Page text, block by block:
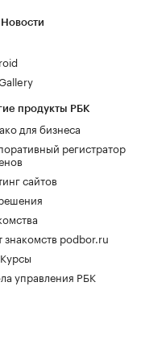
продукты РБК
для бизнеса
регистратор
сайтов
знакомств podbor.ru
управления РБК